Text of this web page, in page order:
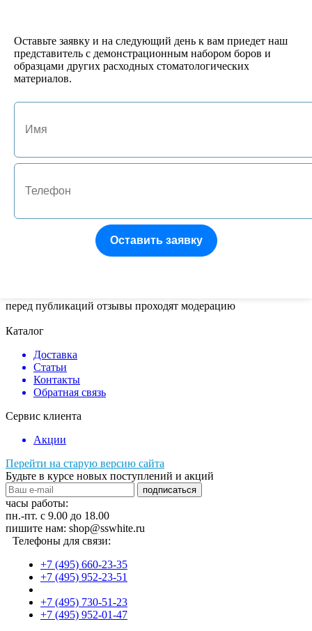
E-mail
Наберите текст, изображённый на картинке
Отзыв
Все поля обязательны к заполнению
перед публикаций отзывы проходят модерацию
Каталог
Доставка
Статьи
Контакты
Обратная связь
Сервис клиента
Акции
Перейти на старую версию сайта
Будьте в курсе новых поступлений и акций
подписаться
часы работы:
пн.-пт. с 9.00 до 18.00
пишите нам: shop@sswhite.ru
Телефоны для связи:
+7 (495) 660-23-35
+7 (495) 952-23-51
+7 (495) 730-51-23
+7 (495) 952-01-47
Оставьте заявку и на следующий день к вам приедет наш
представитель с демонстрационным набором боров и
образцами других расходных стоматологических
материалов.
Оставить заявку